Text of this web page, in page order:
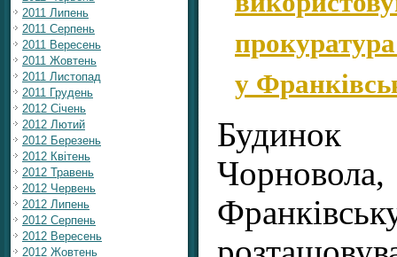
2011 Липень
2011 Серпень
2011 Вересень
2011 Жовтень
2011 Листопад
2011 Грудень
2012 Січень
2012 Лютий
2012 Березень
2012 Квітень
2012 Травень
2012 Червень
2012 Липень
2012 Серпень
2012 Вересень
2012 Жовтень
у